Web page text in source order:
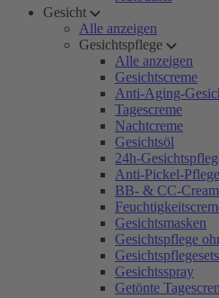
Gesicht
Alle anzeigen
Gesichtspflege
Alle anzeigen
Gesichtscreme
Anti-Aging-
Tagescreme
Nachtcreme
Gesichtsöl
24h-
Anti-Pickel-Pflege
BB- & CC-Cream
Gesichtsmasken
Gesichtspflege
Gesichtspflegesets
Gesichtsspray
Getönte